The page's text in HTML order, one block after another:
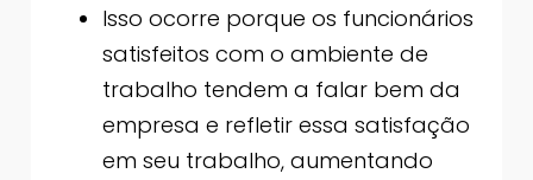
Isso ocorre porque os funcionários
satisfeitos com o ambiente de
trabalho tendem a falar bem da
empresa e refletir essa satisfação
em seu trabalho, aumentando